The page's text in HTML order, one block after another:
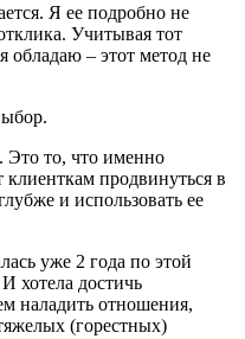
Я ее подробно не
Учитывая тот
обладаю – этот метод не
Это то, что именно
продвинуться в
и использовать ее
уже 2 года по этой
хотела достичь
наладить отношения,
(горестных)